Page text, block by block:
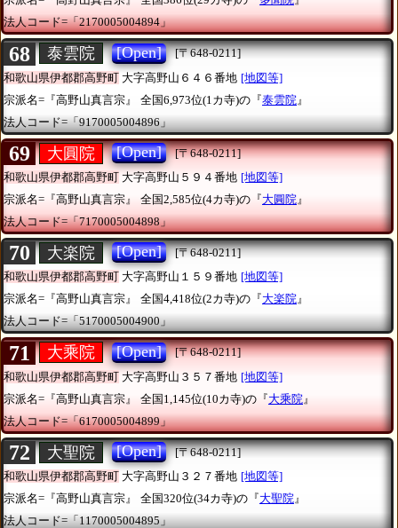
法人コード=「2170005004894」
68 泰雲院 [Open]
[〒648-0211]
和歌山県伊都郡高野町 大字高野山６４６番地 [地図等]
宗派名=『高野山真言宗』
全国6,973位(1カ寺)の『泰雲院 』
法人コード=「9170005004896」
69 大圓院 [Open]
[〒648-0211]
和歌山県伊都郡高野町 大字高野山５９４番地 [地図等]
宗派名=『高野山真言宗』
全国2,585位(4カ寺)の『大圓院』
法人コード=「7170005004898」
70 大楽院 [Open]
[〒648-0211]
和歌山県伊都郡高野町 大字高野山１５９番地 [地図等]
宗派名=『高野山真言宗』
全国4,418位(2カ寺)の『大楽院』
法人コード=「5170005004900」
71 大乘院 [Open]
[〒648-0211]
和歌山県伊都郡高野町 大字高野山３５７番地 [地図等]
宗派名=『高野山真言宗』
全国1,145位(10カ寺)の『大乘院 』
法人コード=「6170005004899」
72 大聖院 [Open]
[〒648-0211]
和歌山県伊都郡高野町 大字高野山３２７番地 [地図等]
宗派名=『高野山真言宗』
全国320位(34カ寺)の『大聖院』
法人コード=「1170005004895」